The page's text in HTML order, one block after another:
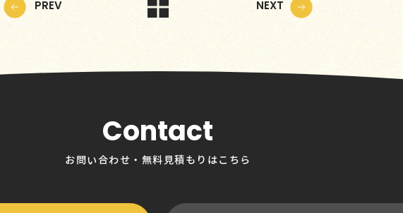
PREV NEXT
Contact
お問い合わせ・無料見積もりはこちら